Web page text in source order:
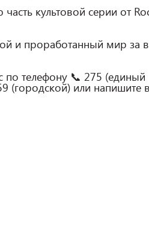
и проработанный мир за
по телефону 📞 275 (единый
или напишите